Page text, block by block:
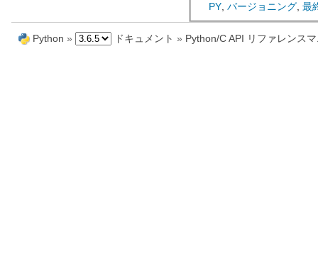
PY, バージョニング, 最
Python » ドキュメント » Python/C API リファレンス